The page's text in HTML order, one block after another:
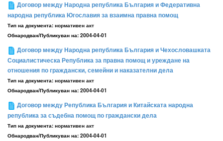
Договор между Народна република България и Федеративна
народна република Югославия за взаимна правна помощ
Тип на документа: нормативен акт
Обнародван/Публикуван на: 2004-04-01
Договор между Народна република България и Чехословашката
Социалистическа Република за правна помощ и уреждане на
отношения по граждански, семейни и наказателни дела
Тип на документа: нормативен акт
Обнародван/Публикуван на: 2004-04-01
Договор между Република България и Китайската народна
република за съдебна помощ по граждански дела
Тип на документа: нормативен акт
Обнародван/Публикуван на: 2004-04-01